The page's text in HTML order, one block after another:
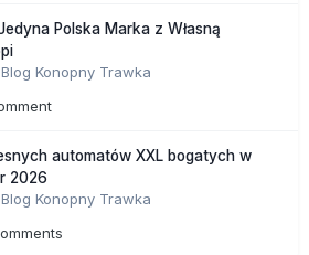
Polska Marka z Własną
Blog Konopny Trawka
automatów XXL bogatych w
2026
Blog Konopny Trawka